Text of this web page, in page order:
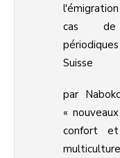
par
«
confort